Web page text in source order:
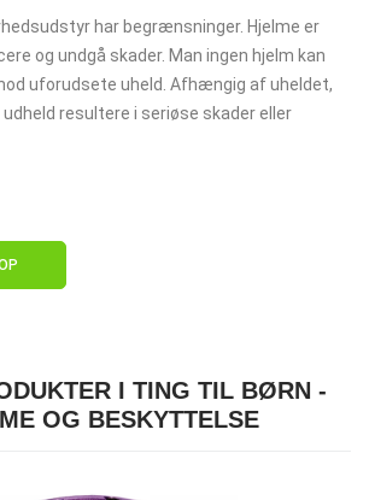
har begrænsninger. Hjelme er
og undgå skader. Man ingen hjelm kan
uforudsete uheld. Afhængig af uheldet,
resultere i seriøse skader eller
I TING TIL BØRN -
OG BESKYTTELSE